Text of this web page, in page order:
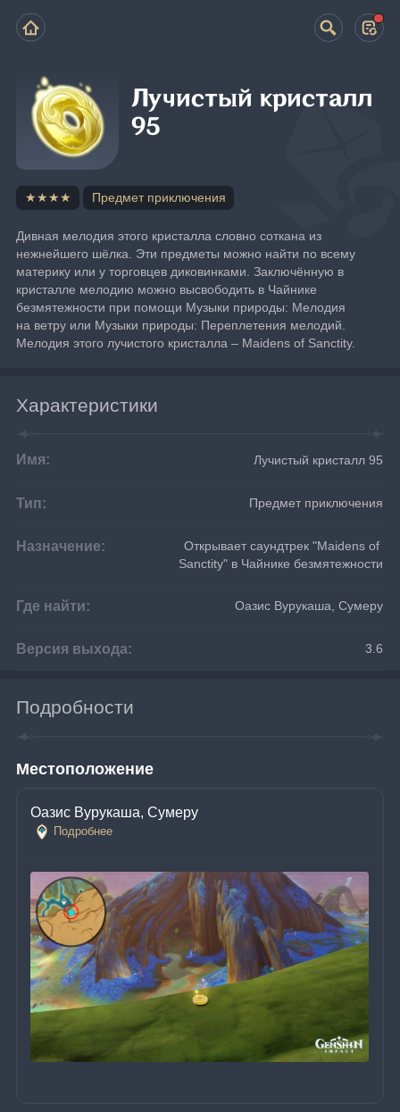
Лучистый кристалл
95
★★★★ Предмет приключения
Дивная мелодия этого кристалла словно соткана из
нежнейшего шёлка. Эти предметы можно найти по всему
материку или у торговцев диковинками. Заключённую в
кристалле мелодию можно высвободить в Чайнике
безмятежности при помощи Музыки природы: Мелодия
на ветру или Музыки природы: Переплетения мелодий.
Мелодия этого лучистого кристалла – Maidens of Sanctity.
Характеристики
Имя: Лучистый кристалл 95
Тип: Предмет приключения
Назначение:
Открывает саундтрек "Maidens of
Sanctity" в Чайнике безмятежности
Где найти: Оазис Вурукаша, Сумеру
Версия выхода: 3.6
Подробности
Местоположение
Оазис Вурукаша, Сумеру
Подробнее